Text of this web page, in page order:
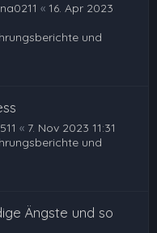
« 16. Apr 2023
und
« 7. Nov 2023 11:31
und
Ängste und so